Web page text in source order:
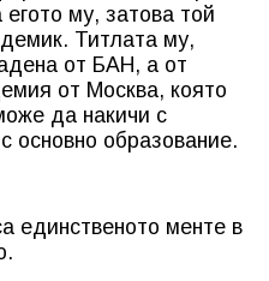
му, затова той
Титлата му,
от БАН, а от
от Москва, която
да накичи с
основно образование.
единственото менте в